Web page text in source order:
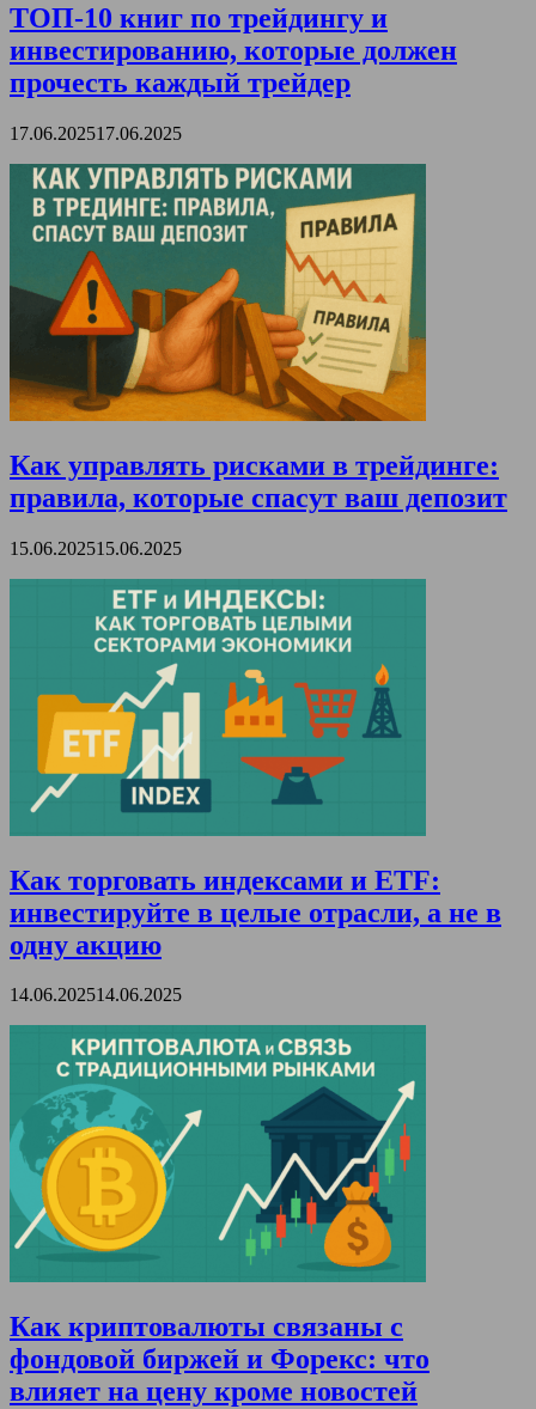
ТОП-10 книг по трейдингу и
инвестированию, которые должен
прочесть каждый трейдер
17.06.202517.06.2025
Как управлять рисками в трейдинге:
правила, которые спасут ваш депозит
15.06.202515.06.2025
Как торговать индексами и ETF:
инвестируйте в целые отрасли, а не в
одну акцию
14.06.202514.06.2025
Как криптовалюты связаны с
фондовой биржей и Форекс: что
влияет на цену кроме новостей